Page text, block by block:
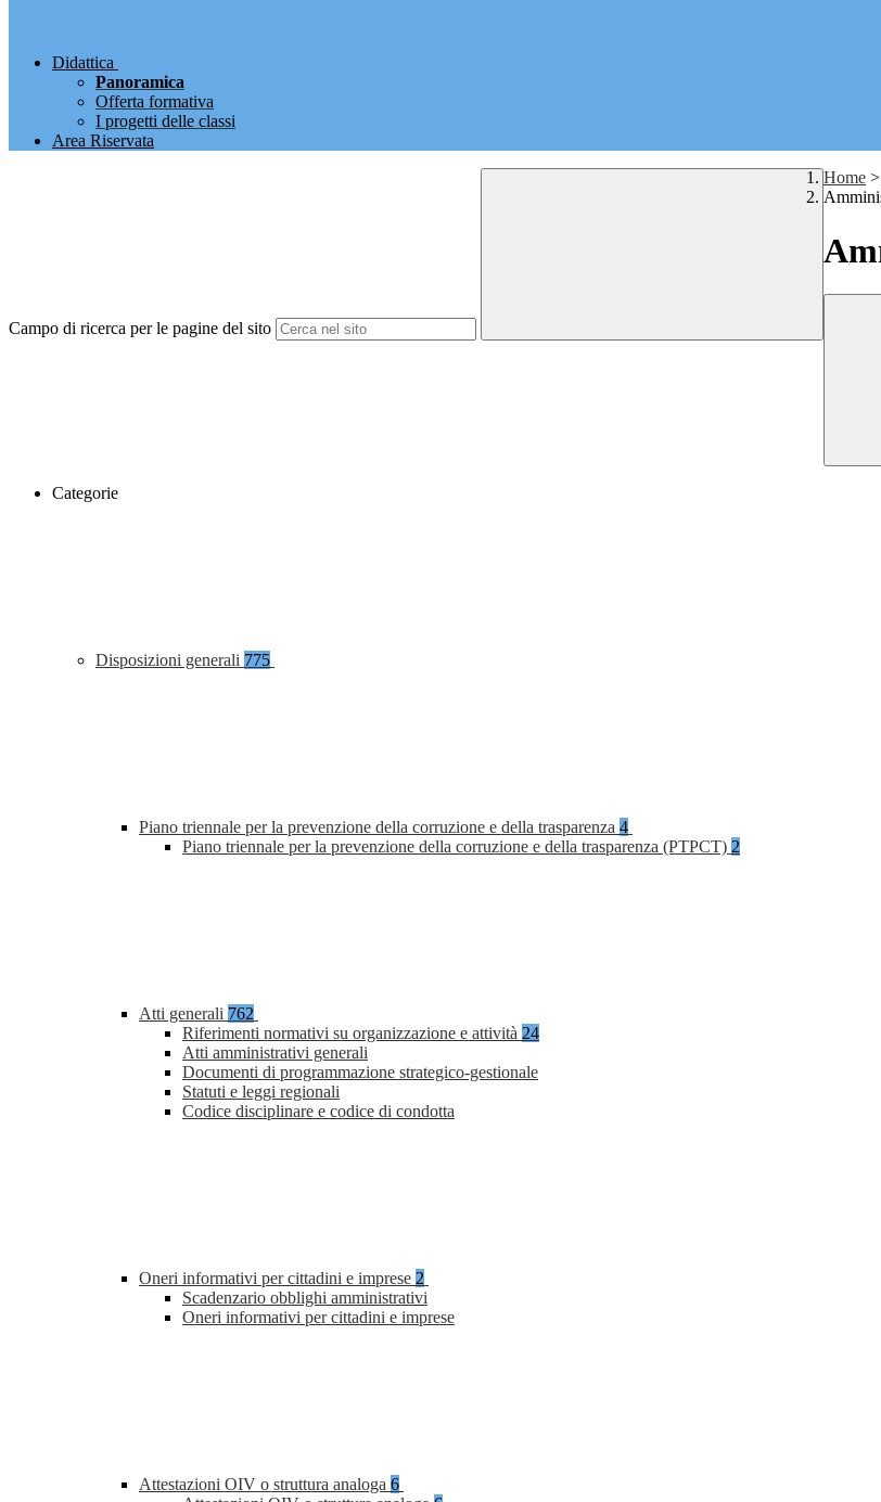
Didattica
Panoramica
Offerta formativa
I progetti delle classi
Area Riservata
Campo di ricerca per le pagine del sito
Home >
Categorie
Disposizioni generali 775
Piano triennale per la prevenzione della corruzione e della trasparenza 4
Piano triennale per la prevenzione della corruzione e della trasparenza (PTPCT) 2
Atti generali 762
Riferimenti normativi su organizzazione e attività 24
Atti amministrativi generali
Documenti di programmazione strategico-gestionale
Statuti e leggi regionali
Codice disciplinare e codice di condotta
Oneri informativi per cittadini e imprese 2
Scadenzario obblighi amministrativi
Oneri informativi per cittadini e imprese
Attestazioni OIV o struttura analoga 6